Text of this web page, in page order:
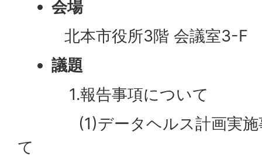
会場
北本市役所3階 会議室3-F
議題
1.報告事項について
(1)データヘルス計画実施事
て